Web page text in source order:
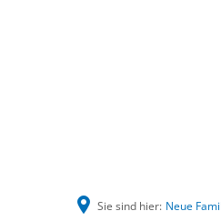
Sie sind hier: Neue